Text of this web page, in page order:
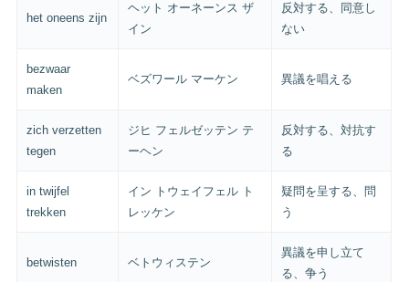
het oneens zijn
ヘット オーネーンス ザ
イン
反対する、同意し
ない
bezwaar
maken
ベズワール マーケン 異議を唱える
zich verzetten
tegen
ジヒ フェルゼッテン テ
ーヘン
反対する、対抗す
る
in twijfel
trekken
イン トウェイフェル ト
レッケン
疑問を呈する、問
う
betwisten ベトウィステン
異議を申し立て
る、争う